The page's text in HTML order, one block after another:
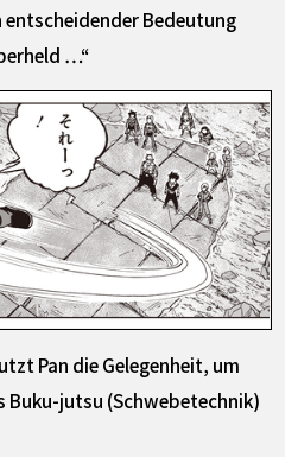
entscheidender Bedeutung
…“
Pan die Gelegenheit, um
Buku-jutsu (Schwebetechnik)